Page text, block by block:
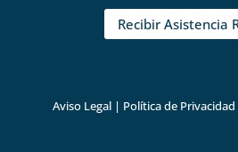
Recibir Asistencia
Aviso Legal | Política de Privacidad